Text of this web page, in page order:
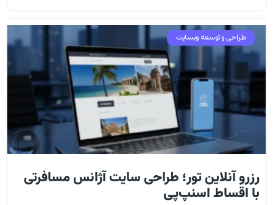
طراحی و توسعه وبسایت
رزرو آنلاین تور؛ طراحی سایت آژانس مسافرتی
با اقساط اسنپ‌پی